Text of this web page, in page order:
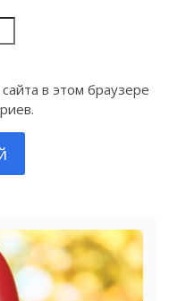
в этом браузере